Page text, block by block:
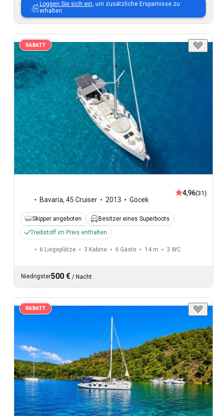
Loggen Sie sich ein, um zusätzliche Ersparnisse zu
erhalten.
RABATT
Bavaria, 45 Cruiser 2013 Göcek
4,96(31)
Skipper angeboten
Besitzer eines Superboots
Treibstoff im Preis enthalten
6 Liegeplätze 3 Kabine 6 Gäste 14 m 3 WC
Niedrigster500 € / Nacht
RABATT